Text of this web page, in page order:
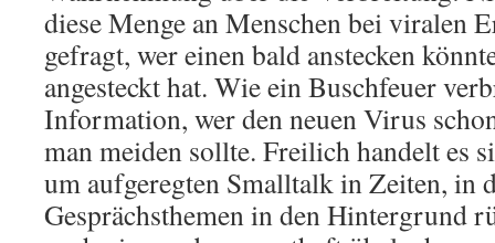
diese Menge an Menschen bei viralen
gefragt, wer einen bald anstecken
angesteckt hat. Wie ein Buschfeuer
Information, wer den neuen Virus
man meiden sollte. Freilich handelt es
um aufgeregten Smalltalk in Zeiten, in
Gesprächsthemen in den Hintergrund